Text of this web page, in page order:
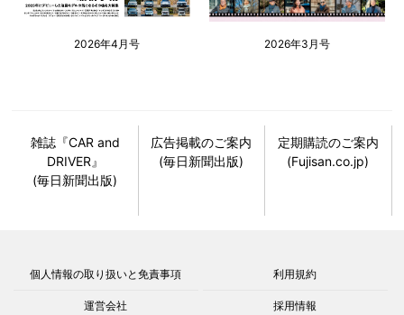
2026年4月号 2026年3月号
雑誌『CAR and
DRIVER』
(毎日新聞出版)
広告掲載のご案内
(毎日新聞出版)
定期購読のご案内
(Fujisan.co.jp)
個人情報の取り扱いと免責事項 利用規約
運営会社 採用情報